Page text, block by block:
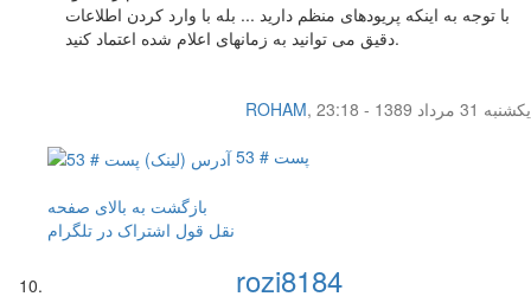
با توجه به اینکه پریودهای منظم دارید ... بله با وارد کردن اطلاعات
دقیق می توانید به زمانهای اعلام شده اعتماد کنید.
ROHAM,
یکشنبه 31 مرداد 1389 - 23:18
پست # 53
بازگشت به بالای صفحه
نقل قول اشتراک در تلگرام
rozi8184